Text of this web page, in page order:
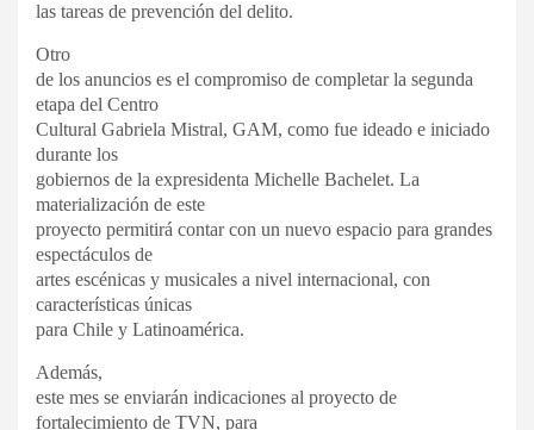
las tareas de prevención del delito.
Otro
de los anuncios es el compromiso de completar la segunda
etapa del Centro
Cultural Gabriela Mistral, GAM, como fue ideado e iniciado
durante los
gobiernos de la expresidenta Michelle Bachelet. La
materialización de este
proyecto permitirá contar con un nuevo espacio para grandes
espectáculos de
artes escénicas y musicales a nivel internacional, con
características únicas
para Chile y Latinoamérica.
Además,
este mes se enviarán indicaciones al proyecto de
fortalecimiento de TVN, para